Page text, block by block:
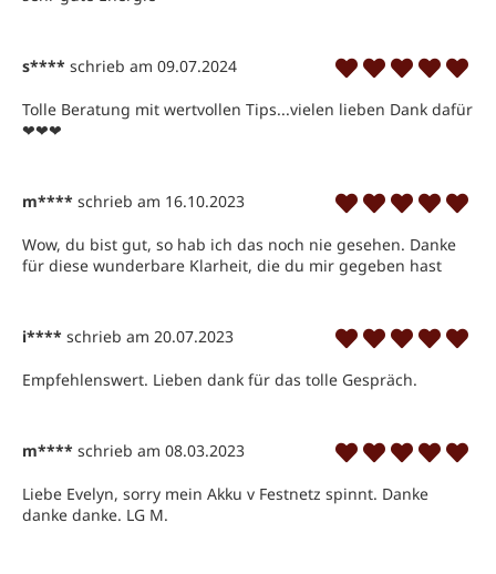
s**** schrieb am 09.07.2024
Tolle Beratung mit wertvollen Tips...vielen lieben Dank dafür
❤❤❤
m**** schrieb am 16.10.2023
Wow, du bist gut, so hab ich das noch nie gesehen. Danke
für diese wunderbare Klarheit, die du mir gegeben hast
i**** schrieb am 20.07.2023
Empfehlenswert. Lieben dank für das tolle Gespräch.
m**** schrieb am 08.03.2023
Liebe Evelyn, sorry mein Akku v Festnetz spinnt. Danke
danke danke. LG M.